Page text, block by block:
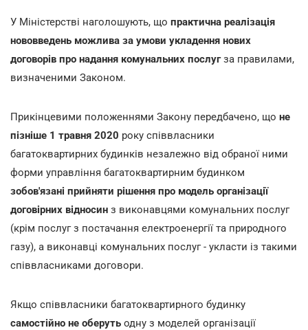
У Міністерстві наголошують, що практична реалізація
нововведень можлива за умови укладення нових
договорів про надання комунальних послугза правилами,
визначеними Законом.
Прикінцевими положеннями Закону передбачено, що не
пізніше 1 травня 2020 року співвласники
багатоквартирних будинків незалежно від обраної ними
форми управління багатоквартирним будинком
зобов'язані прийняти рішення про модель організації
договірних відносин з виконавцями комунальних послуг
(крім послуг з постачання електроенергії та природного
газу), а виконавці комунальних послуг - укласти із такими
співвласниками договори.
Якщо співвласники багатоквартирного будинку
самостійно не оберуть одну з моделей організації